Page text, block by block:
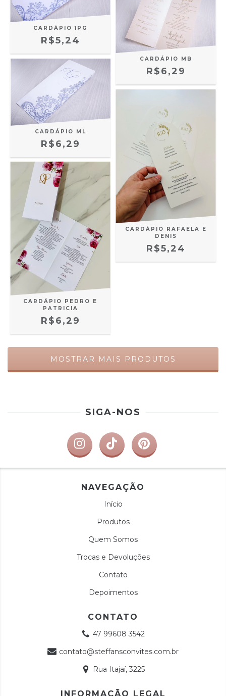
CARDÁPIO 1PG
R$5,24
CARDÁPIO ML
R$6,29
CARDÁPIO MB
R$6,29
CARDÁPIO PEDRO E
PATRICIA
R$6,29
CARDÁPIO RAFAELA E
DENIS
R$5,24
MOSTRAR MAIS PRODUTOS
SIGA-NOS
NAVEGAÇÃO
Início
Produtos
Quem Somos
Trocas e Devoluções
Contato
Depoimentos
CONTATO
47 99608 3542
contato@steffansconvites.com.br
Rua Itajaí, 3225
INFORMAÇÃO LEGAL